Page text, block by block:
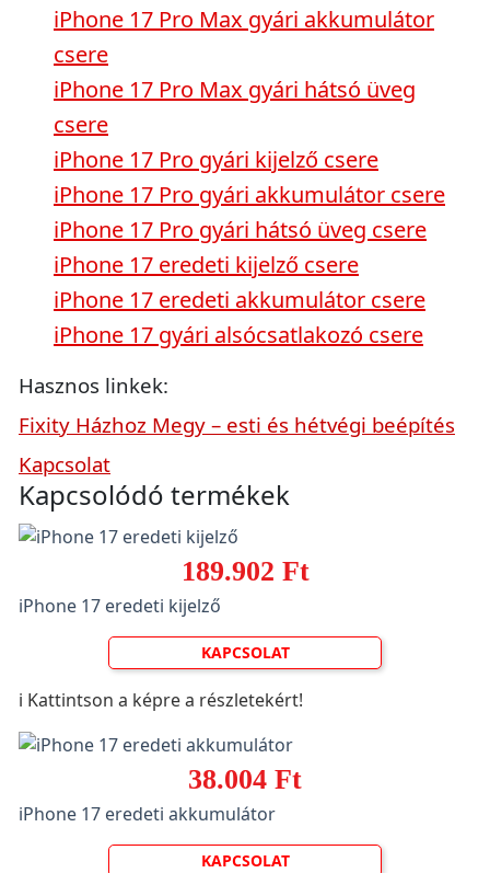
iPhone 17 Pro Max gyári akkumulátor
csere
iPhone 17 Pro Max gyári hátsó üveg
csere
iPhone 17 Pro gyári kijelző csere
iPhone 17 Pro gyári akkumulátor csere
iPhone 17 Pro gyári hátsó üveg csere
iPhone 17 eredeti kijelző csere
iPhone 17 eredeti akkumulátor csere
iPhone 17 gyári alsócsatlakozó csere
Hasznos linkek:
Fixity Házhoz Megy – esti és hétvégi beépítés
Kapcsolat
Kapcsolódó termékek
189.902 Ft
iPhone 17 eredeti kijelző
KAPCSOLAT
ℹ️ Kattintson a képre a részletekért!
38.004 Ft
iPhone 17 eredeti akkumulátor
KAPCSOLAT